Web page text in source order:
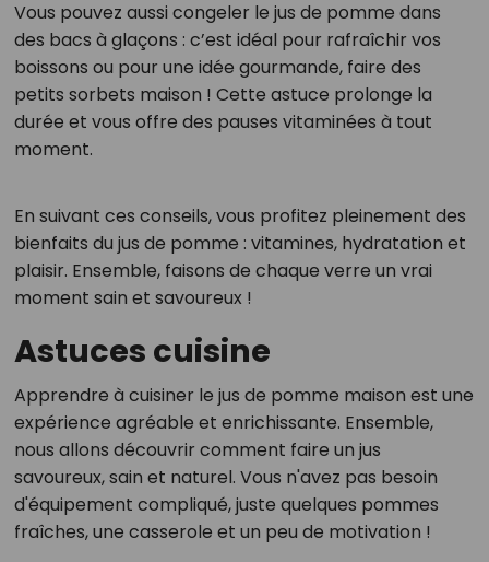
Vous pouvez aussi congeler le jus de pomme dans
des bacs à glaçons : c’est idéal pour rafraîchir vos
boissons ou pour une idée gourmande, faire des
petits sorbets maison ! Cette astuce prolonge la
durée et vous offre des pauses vitaminées à tout
moment.
En suivant ces conseils, vous profitez pleinement des
bienfaits du jus de pomme : vitamines, hydratation et
plaisir. Ensemble, faisons de chaque verre un vrai
moment sain et savoureux !
Astuces cuisine
Apprendre à cuisiner le jus de pomme maison est une
expérience agréable et enrichissante. Ensemble,
nous allons découvrir comment faire un jus
savoureux, sain et naturel. Vous n'avez pas besoin
d'équipement compliqué, juste quelques pommes
fraîches, une casserole et un peu de motivation !